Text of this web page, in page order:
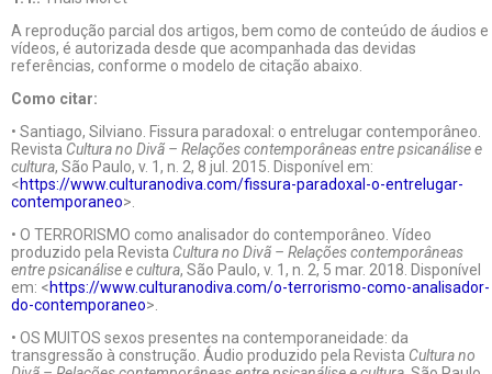
A reprodução parcial dos artigos, bem como de conteúdo de áudios e
vídeos, é autorizada desde que acompanhada das devidas
referências, conforme o modelo de citação abaixo.
Como citar:
• Santiago, Silviano. Fissura paradoxal: o entrelugar contemporâneo.
Revista Cultura no Divã – Relações contemporâneas entre psicanálise e
cultura, São Paulo, v. 1, n. 2, 8 jul. 2015. Disponível em:
<https://www.culturanodiva.com/fissura-paradoxal-o-entrelugar-
contemporaneo>.
• O TERRORISMO como analisador do contemporâneo. Vídeo
produzido pela Revista Cultura no Divã – Relações contemporâneas
entre psicanálise e cultura, São Paulo, v. 1, n. 2, 5 mar. 2018. Disponível
em: <https://www.culturanodiva.com/o-terrorismo-como-analisador-
do-contemporaneo>.
• OS MUITOS sexos presentes na contemporaneidade: da
transgressão à construção. Áudio produzido pela Revista Cultura no